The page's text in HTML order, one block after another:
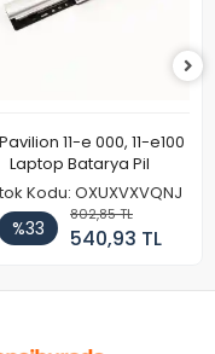
11-e 000, 11-e100
Laptop Batarya Pil
Kodu: OXUXVXVQNJ
%33
802,85 TL
540,93 TL